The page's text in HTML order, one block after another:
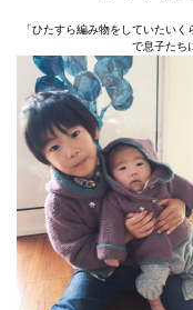
「ひたすら編み物をしていたい
で息子たち